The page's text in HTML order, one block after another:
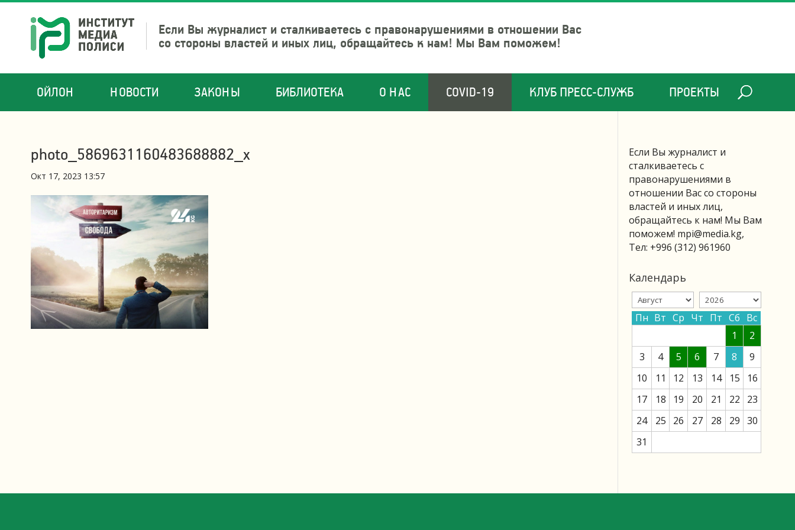
Если Вы журналист и сталкиваетесь с правонарушениями в отношении Вас
со стороны властей и иных лиц, обращайтесь к нам! Мы Вам поможем!
ОЙЛОН НОВОСТИ ЗАКОНЫ БИБЛИОТЕКА О НАС COVID-19 КЛУБ ПРЕСС-СЛУЖБ ПРОЕКТЫ
photo_5869631160483688882_x
Окт 17, 2023 13:57
Если Вы журналист и
сталкиваетесь с
правонарушениями в
отношении Вас со стороны
властей и иных лиц,
обращайтесь к нам! Мы Вам
поможем! mpi@media.kg,
Тел: +996 (312) 961960
Календарь
Пн Вт Ср Чт Пт Сб Вс
1
2
3
4 5 6 7 8
9
10
11 12 13 14 15
16
17
18 19 20 21 22
23
24
25 26 27 28 29 30
31